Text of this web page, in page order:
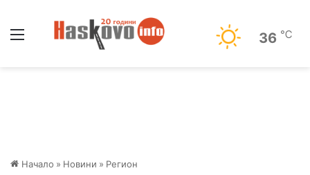
36 ℃
Начало » Новини » Регион